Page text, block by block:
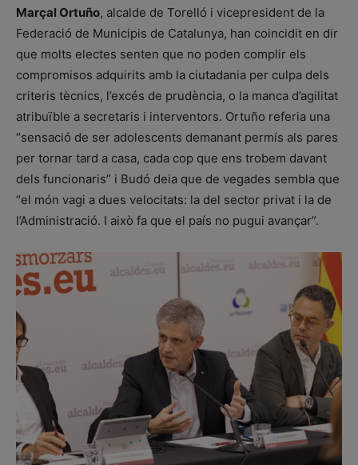
Marçal Ortuño, alcalde de Torelló i vicepresident de la
Federació de Municipis de Catalunya, han coincidit en dir
que molts electes senten que no poden complir els
compromisos adquirits amb la ciutadania per culpa dels
criteris tècnics, l’excés de prudència, o la manca d’agilitat
atribuïble a secretaris i interventors. Ortuño referia una
“sensació de ser adolescents demanant permís als pares
per tornar tard a casa, cada cop que ens trobem davant
dels funcionaris” i Budó deia que de vegades sembla que
“el món vagi a dues velocitats: la del sector privat i la de
l’Administració. I això fa que el país no pugui avançar”.